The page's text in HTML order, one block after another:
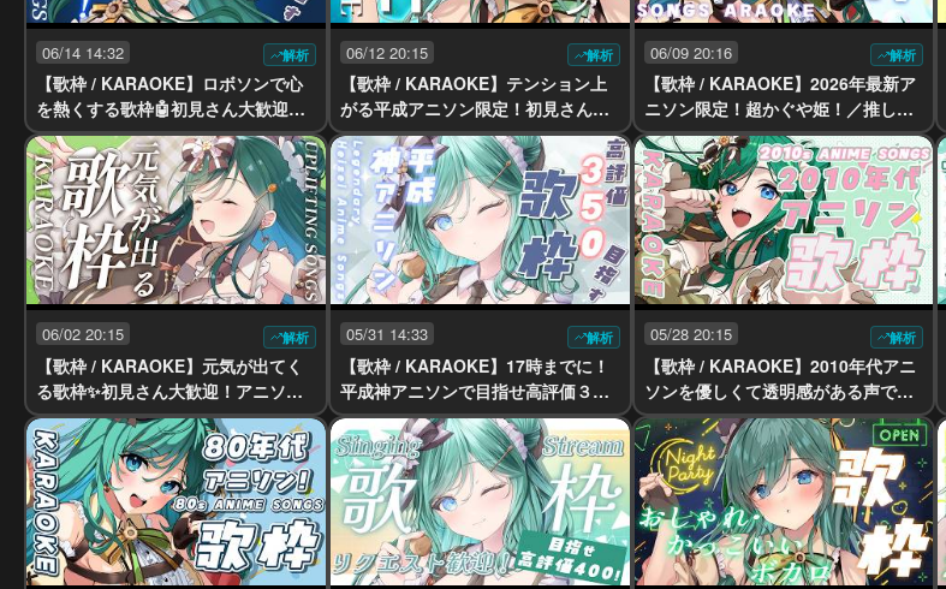
06/14 14:32 解析
【歌枠 / KARAOKE】ロボソンで心
を熱くする歌枠🤖初見さん大歓迎！
【 #もかん #vtuber #vsinger】
06/12 20:15 解析
【歌枠 / KARAOKE】テンション上
がる平成アニソン限定！初見さん歓
迎！【 #もかん #vtuber #vsinger】
06/09 20:16 解析
【歌枠 / KARAOKE】2026年最新ア
ニソン限定！超かぐや姫！／推しの
子etc..熱い曲から泣ける曲まで心を
こめて【 #もかん #vtuber #vsinge
r】
06/02 20:15 解析
【歌枠 / KARAOKE】元気が出てく
る歌枠✨初見さん大歓迎！アニソン
／J-POP／ボカロ等で癒しと元気を
お届けします！【 #もかん #vtuber
#vsinger】
05/31 14:33 解析
【歌枠 / KARAOKE】17時までに！
平成神アニソンで目指せ高評価３５
０✨初見さん大歓迎！【 #もかん #vt
uber #vsinger】
05/28 20:15 解析
【歌枠 / KARAOKE】2010年代アニ
ソンを優しくて透明感がある声で🍪
初見さん大歓迎！【 #もかん #vtube
r #vsinger】